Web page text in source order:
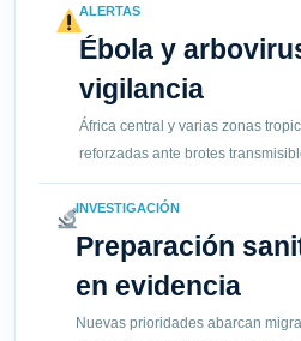
ALERTAS
Ébola y
vigilancia
África central y varias zonas
reforzadas ante brotes
INVESTIGACIÓN
Preparación
en evidencia
Nuevas prioridades abarcan